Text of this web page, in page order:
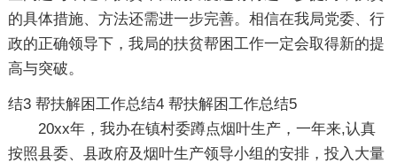
的具体措施、方法还需进一步完善。相信在我局党委、行
政的正确领导下，我局的扶贫帮困工作一定会取得新的提
高与突破。
结3
20xx年，我办在镇村委蹲点烟叶生产，一年来,认真
按照县委、县政府及烟叶生产领导小组的安排，投入大量
帮扶解困工作总结4 帮扶解困工作总结5